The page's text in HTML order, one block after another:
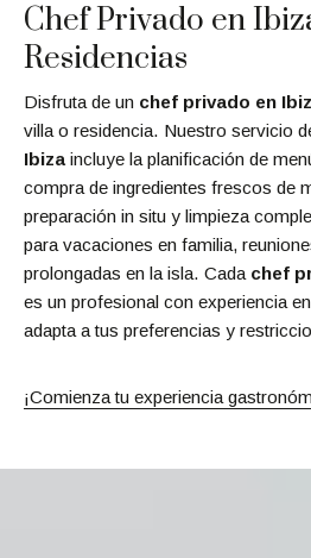
Chef Privado en
Residencias
Disfruta de un chef privado en
villa o residencia. Nuestro servicio
Ibiza incluye la planificación de
compra de ingredientes frescos de
preparación in situ y limpieza
para vacaciones en familia,
prolongadas en la isla. Cada chef
es un profesional con experiencia
adapta a tus preferencias y
¡Comienza tu experiencia